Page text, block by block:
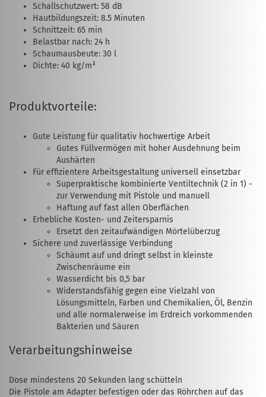
Schallschutzwert: 58 dB
Hautbildungszeit: 8.5 Minuten
Schnittzeit: 65 min
Belastbar nach: 24 h
Schaumausbeute: 30 l
Dichte: 40 kg/m³
Produktvorteile:
Gute Leistung für qualitativ hochwertige Arbeit
Gutes Füllvermögen mit hoher Ausdehnung beim
Aushärten
Für effizientere Arbeitsgestaltung universell einsetzbar
Superpraktische kombinierte Ventiltechnik (2 in 1) -
zur Verwendung mit Pistole und manuell
Haftung auf fast allen Oberflächen
Erhebliche Kosten- und Zeitersparnis
Ersetzt den zeitaufwändigen Mörtelüberzug
Sichere und zuverlässige Verbindung
Schäumt auf und dringt selbst in kleinste
Zwischenräume ein
Wasserdicht bis 0,5 bar
Widerstandsfähig gegen eine Vielzahl von
Lösungsmitteln, Farben und Chemikalien, Öl, Benzin
und alle normalerweise im Erdreich vorkommenden
Bakterien und Säuren
Verarbeitungshinweise
Dose mindestens 20 Sekunden lang schütteln
Die Pistole am Adapter befestigen oder das Röhrchen auf das